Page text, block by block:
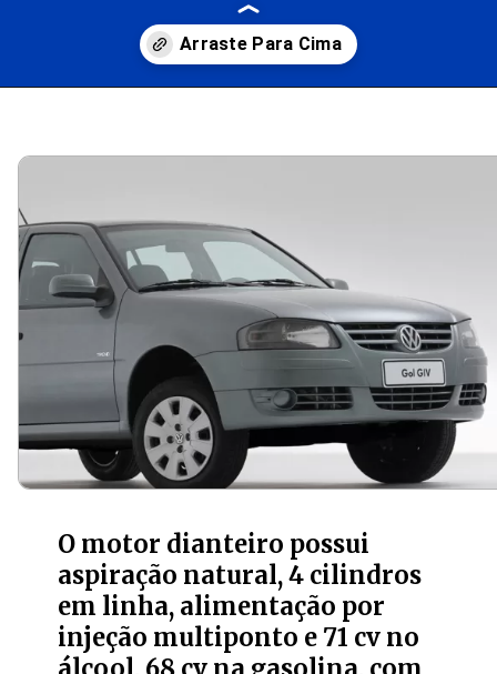
O motor dianteiro possui
aspiração natural, 4 cilindros
em linha, alimentação por
injeção multiponto e 71 cv no